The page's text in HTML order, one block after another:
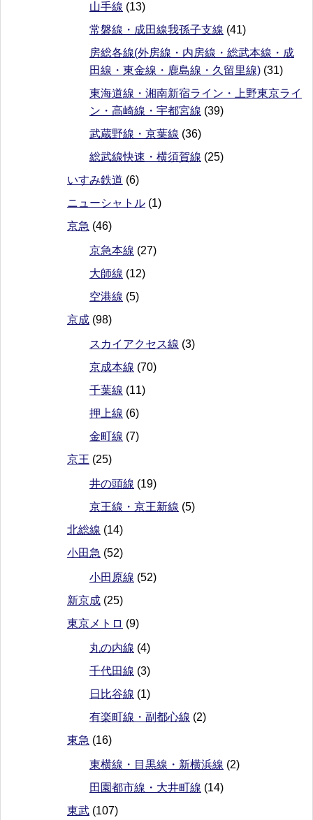
山手線 (13)
常磐線・成田線我孫子支線 (41)
房総各線(外房線・内房線・総武本線・成
田線・東金線・鹿島線・久留里線) (31)
東海道線・湘南新宿ライン・上野東京ライ
ン・高崎線・宇都宮線 (39)
武蔵野線・京葉線 (36)
総武線快速・横須賀線 (25)
いすみ鉄道 (6)
ニューシャトル (1)
京急 (46)
京急本線 (27)
大師線 (12)
空港線 (5)
京成 (98)
スカイアクセス線 (3)
京成本線 (70)
千葉線 (11)
押上線 (6)
金町線 (7)
京王 (25)
井の頭線 (19)
京王線・京王新線 (5)
北総線 (14)
小田急 (52)
小田原線 (52)
新京成 (25)
東京メトロ (9)
丸の内線 (4)
千代田線 (3)
日比谷線 (1)
有楽町線・副都心線 (2)
東急 (16)
東横線・目黒線・新横浜線 (2)
田園都市線・大井町線 (14)
東武 (107)